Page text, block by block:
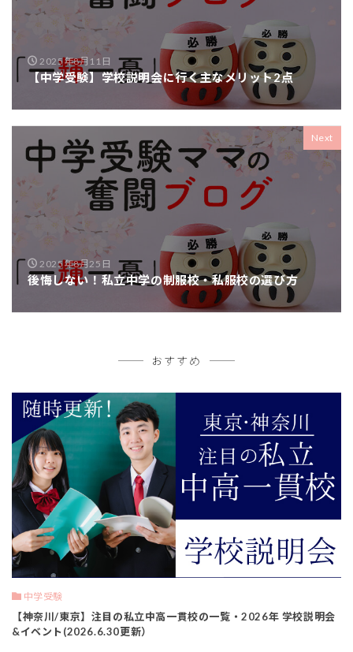
2025年8月11日
【中学受験】学校説明会に行く主なメリット2点
Next
2025年8月25日
後悔しない！私立中学の制服校・私服校の選び方
おすすめ
中学受験
【神奈川/東京】注目の私立中高一貫校の一覧・2026年 学校説明会
&イベント(2026.6.30更新）